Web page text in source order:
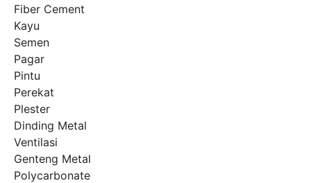
Fiber Cement
Kayu
Semen
Pagar
Pintu
Perekat
Plester
Dinding Metal
Ventilasi
Genteng Metal
Polycarbonate